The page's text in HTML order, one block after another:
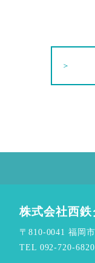
株式会社西
〒810-0041 福岡
TEL 092-720-6820